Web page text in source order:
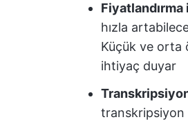
hızla
Küçük ve orta
ihtiyaç duyar
transkripsiyon